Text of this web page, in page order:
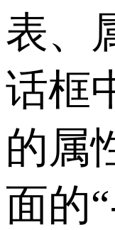
表、
话框
的属
面的